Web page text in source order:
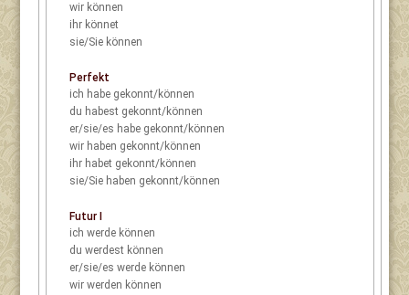
wir können
ihr könnet
sie/Sie können
Perfekt
ich habe gekonnt/können
du habest gekonnt/können
er/sie/es habe gekonnt/können
wir haben gekonnt/können
ihr habet gekonnt/können
sie/Sie haben gekonnt/können
Futur I
ich werde können
du werdest können
er/sie/es werde können
wir werden können